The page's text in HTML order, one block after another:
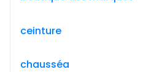
ceinture
chausséa